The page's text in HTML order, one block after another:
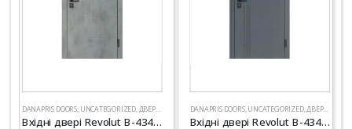
DANAPRIS DOORS, UNCATEGORIZED, ДВЕРІ МІЖКІМНАТНІ ДВЕРІ
Вхідні двері Revolut В-434-155 оксид темний-світлий
DANAPRIS DOORS, UNCATEGORIZED, ДВЕРІ
Вхідні двері Revolut В-434-172 антрацит-білий матовий гладкий